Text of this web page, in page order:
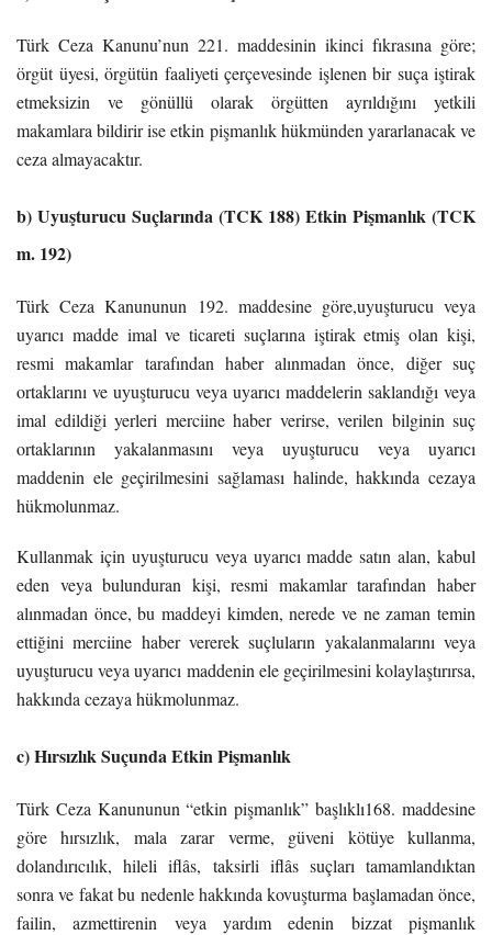
Türk Ceza Kanunu’nun 221. maddesinin ikinci fıkrasına göre;
örgüt üyesi, örgütün faaliyeti çerçevesinde işlenen bir suça iştirak
etmeksizin ve gönüllü olarak örgütten ayrıldığını yetkili
makamlara bildirir ise etkin pişmanlık hükmünden yararlanacak ve
ceza almayacaktır.
b) Uyuşturucu Suçlarında (TCK 188) Etkin Pişmanlık (TCK
m. 192)
Türk Ceza Kanununun 192. maddesine göre,uyuşturucu veya
uyarıcı madde imal ve ticareti suçlarına iştirak etmiş olan kişi,
resmi makamlar tarafından haber alınmadan önce, diğer suç
ortaklarını ve uyuşturucu veya uyarıcı maddelerin saklandığı veya
imal edildiği yerleri merciine haber verirse, verilen bilginin suç
ortaklarının yakalanmasını veya uyuşturucu veya uyarıcı
maddenin ele geçirilmesini sağlaması halinde, hakkında cezaya
hükmolunmaz.
Kullanmak için uyuşturucu veya uyarıcı madde satın alan, kabul
eden veya bulunduran kişi, resmi makamlar tarafından haber
alınmadan önce, bu maddeyi kimden, nerede ve ne zaman temin
ettiğini merciine haber vererek suçluların yakalanmalarını veya
uyuşturucu veya uyarıcı maddenin ele geçirilmesini kolaylaştırırsa,
hakkında cezaya hükmolunmaz.
c) Hırsızlık Suçunda Etkin Pişmanlık
Türk Ceza Kanununun “etkin pişmanlık” başlıklı168. maddesine
göre hırsızlık, mala zarar verme, güveni kötüye kullanma,
dolandırıcılık, hileli iflâs, taksirli iflâs suçları tamamlandıktan
sonra ve fakat bu nedenle hakkında kovuşturma başlamadan önce,
failin, azmettirenin veya yardım edenin bizzat pişmanlık